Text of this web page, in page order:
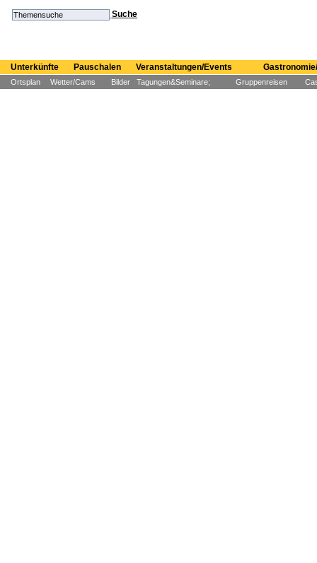
Unterkünfte Pauschalen Veranstaltungen/Events
Ortsplan Wetter/Cams Bilder Tagungen&Seminare; Gruppenreisen
Suche